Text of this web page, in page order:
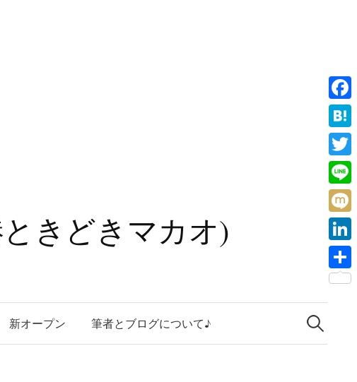
きどきマカオ)
新オープン 筆者とブログについて♪
検
索:
F
a
c
e
b
o
o
k
H
a
t
e
n
a
T
w
i
t
e
L
i
n
e
M
i
x
L
i
共